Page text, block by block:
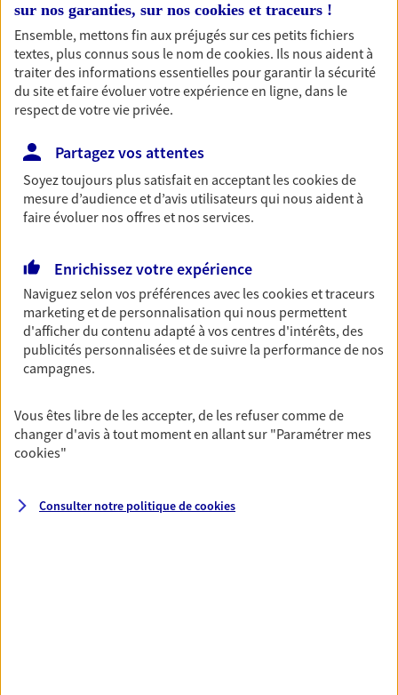
Nos offres phares
Épargne
immobilier, études des enfants ou voyage autour
du monde… Épargnez à votre rythme et
simplement, selon votre profil.
Préparez sereinement ce nouveau chapitre de
votre vie avec les conseils d'un expert. Découvrez
notre solution PER (Plan Epargne Retraite)
spécialement conçue pour la retraite.
Couvrez vos dépenses de santé ainsi que celles de
votre famille avec la complémentaire santé qui
vous ressemble.
Prévoyance
sur nos garanties, sur nos cookies et traceurs !
Ensemble, mettons fin aux préjugés sur ces petits fichiers
textes, plus connus sous le nom decookies. Ils nous aident à
traiter des informations essentielles pour garantir la sécurité
du site et faire évoluer votre expérience en ligne, dans le
respect de votre vie privée.
Partagez vos attentes
Soyez toujours plus satisfait en acceptant lescookiesde
mesure d’audience et d’avis utilisateurs qui nous aident à
faire évoluer nos offres et nos services.
Enrichissez votre expérience
Naviguez selon vos préférences avec lescookies et traceurs
marketing et de personnalisation qui nous permettent
d'afficher du contenu adapté à vos centres d'intérêts, des
publicités personnalisées et de suivre la performance de nos
campagnes.
Vous êtes libre de les accepter, de les refuser comme de
changer d'avis à tout moment en allant sur "Paramétrer mes
cookies"
Consulter notre politique decookies